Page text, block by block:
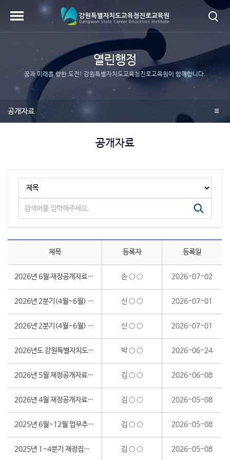
열린행정
꿈과 미래를 향한 도전! 강원특별자치도교육청진로교육원이 함께합니다.
공개자료
공개자료
제목 등록자 등록일
2026년 6월 재정공개자료(업무추진비, 신용카드사용내역, 수의계약) 손 ○ ○ 2026-07-02
2026년 2분기(4월~6월) 정보공개 처리현황 신 ○ ○ 2026-07-01
2026년 2분기(4월~6월) 정보목록공개 신 ○ ○ 2026-07-01
2026년도 강원특별자치도교육비특별회계 제1회 추가경정세입·세출 예산서 박 ○ ○ 2026-06-24
2026년 5월 재정공개자료(업무추진비, 신용카드사용내역, 수의계약) 김 ○ ○ 2026-06-08
2026년 4월 재정공개자료(업무추진비, 신용카드사용내역, 수의계약) 김 ○ ○ 2026-05-08
2025년 6월~12월 업무추진비 외 기관신용카드 사용내역(100만원 이상) 공개 김 ○ ○ 2026-05-08
2025년 1~4분기 재정집행실적 공개 김 ○ ○ 2026-05-08